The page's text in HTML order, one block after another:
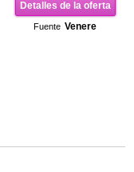
Detalles de la oferta
Fuente Venere